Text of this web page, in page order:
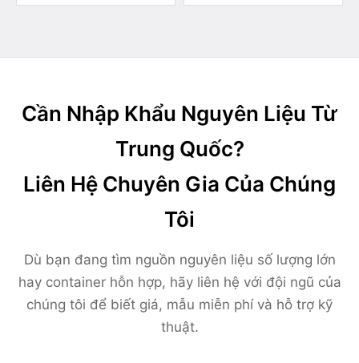
Cần Nhập Khẩu Nguyên Liệu Từ
Trung Quốc?
Liên Hệ Chuyên Gia Của Chúng
Tôi
Dù bạn đang tìm nguồn nguyên liệu số lượng lớn
hay container hỗn hợp, hãy liên hệ với đội ngũ của
chúng tôi để biết giá, mẫu miễn phí và hỗ trợ kỹ
thuật.